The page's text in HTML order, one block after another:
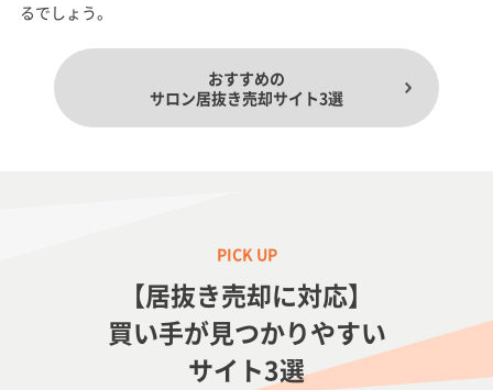
るでしょう。
おすすめの
サロン居抜き売却サイト3選
【居抜き売却に対応】
買い手が見つかりやすい
サイト3選